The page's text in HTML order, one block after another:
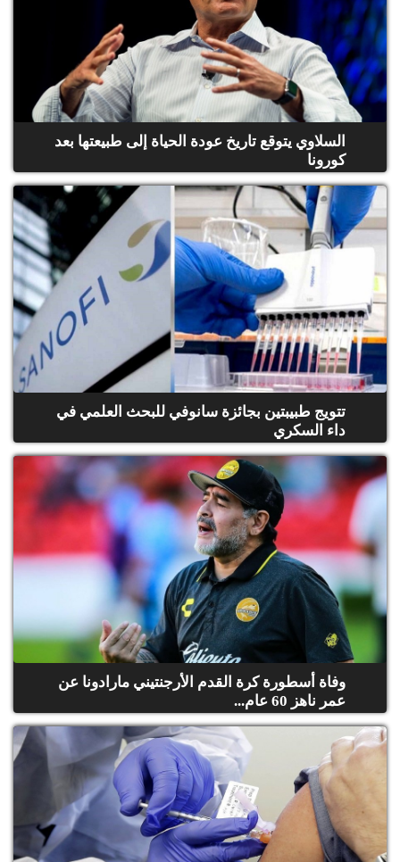
السلاوي يتوقع تاريخ عودة الحياة إلى طبيعتها بعد
كورونا
تتويج طبيبتين بجائزة سانوفي للبحث العلمي في
داء السكري
وفاة أسطورة كرة القدم الأرجنتيني مارادونا عن
عمر ناهز 60 عام...